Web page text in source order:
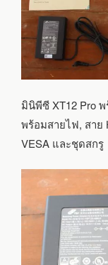
มินิพีซี XT12 Pro
พร้อมสายไฟ, สา
VESA และชุดสกรู